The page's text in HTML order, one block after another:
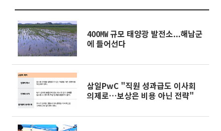
400㎿ 규모 태양광 발전소...해남군
에 들어선다
삼일PwC "직원 성과급도 이사회
의제로…보상은 비용 아닌 전략"